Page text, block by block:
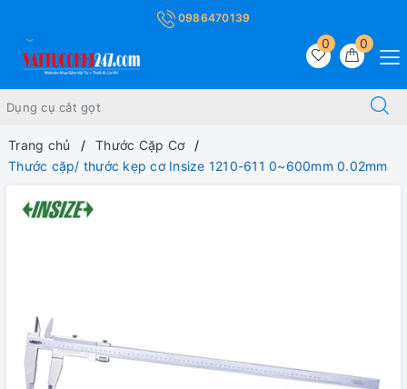
0986470139
0
0
Trang chủ
Thước Cặp Cơ
Thước cặp/ thước kẹp cơ Insize 1210-611 0~600mm 0.02mm